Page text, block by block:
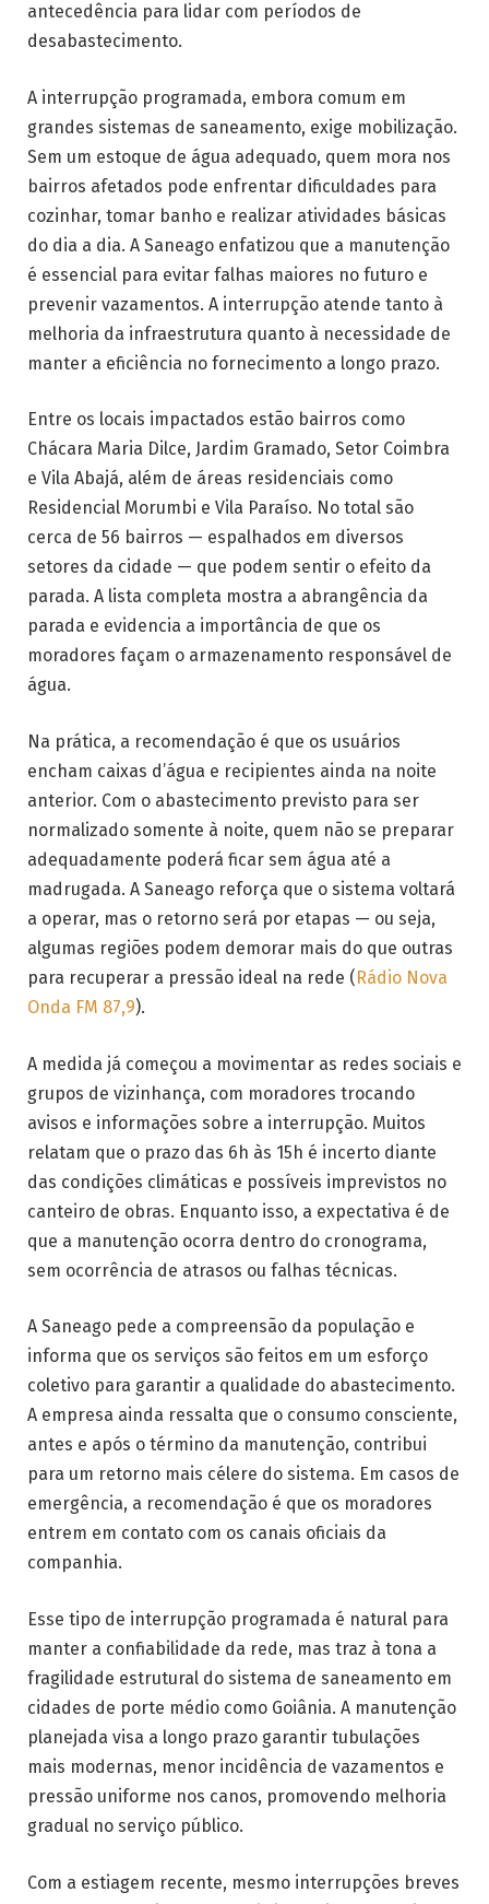
antecedência para lidar com períodos de
desabastecimento.
A interrupção programada, embora comum em
grandes sistemas de saneamento, exige mobilização.
Sem um estoque de água adequado, quem mora nos
bairros afetados pode enfrentar dificuldades para
cozinhar, tomar banho e realizar atividades básicas
do dia a dia. A Saneago enfatizou que a manutenção
é essencial para evitar falhas maiores no futuro e
prevenir vazamentos. A interrupção atende tanto à
melhoria da infraestrutura quanto à necessidade de
manter a eficiência no fornecimento a longo prazo.
Entre os locais impactados estão bairros como
Chácara Maria Dilce, Jardim Gramado, Setor Coimbra
e Vila Abajá, além de áreas residenciais como
Residencial Morumbi e Vila Paraíso. No total são
cerca de 56 bairros — espalhados em diversos
setores da cidade — que podem sentir o efeito da
parada. A lista completa mostra a abrangência da
parada e evidencia a importância de que os
moradores façam o armazenamento responsável de
água.
Na prática, a recomendação é que os usuários
encham caixas d’água e recipientes ainda na noite
anterior. Com o abastecimento previsto para ser
normalizado somente à noite, quem não se preparar
adequadamente poderá ficar sem água até a
madrugada. A Saneago reforça que o sistema voltará
a operar, mas o retorno será por etapas — ou seja,
algumas regiões podem demorar mais do que outras
para recuperar a pressão ideal na rede (Rádio Nova
Onda FM 87,9).
A medida já começou a movimentar as redes sociais e
grupos de vizinhança, com moradores trocando
avisos e informações sobre a interrupção. Muitos
relatam que o prazo das 6h às 15h é incerto diante
das condições climáticas e possíveis imprevistos no
canteiro de obras. Enquanto isso, a expectativa é de
que a manutenção ocorra dentro do cronograma,
sem ocorrência de atrasos ou falhas técnicas.
A Saneago pede a compreensão da população e
informa que os serviços são feitos em um esforço
coletivo para garantir a qualidade do abastecimento.
A empresa ainda ressalta que o consumo consciente,
antes e após o término da manutenção, contribui
para um retorno mais célere do sistema. Em casos de
emergência, a recomendação é que os moradores
entrem em contato com os canais oficiais da
companhia.
Esse tipo de interrupção programada é natural para
manter a confiabilidade da rede, mas traz à tona a
fragilidade estrutural do sistema de saneamento em
cidades de porte médio como Goiânia. A manutenção
planejada visa a longo prazo garantir tubulações
mais modernas, menor incidência de vazamentos e
pressão uniforme nos canos, promovendo melhoria
gradual no serviço público.
Com a estiagem recente, mesmo interrupções breves